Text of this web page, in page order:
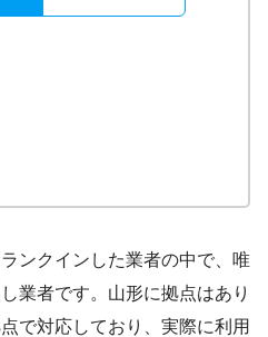
ンクインした業者の中で、唯
業者です。山形に拠点はあり
で対応しており、実際に利用